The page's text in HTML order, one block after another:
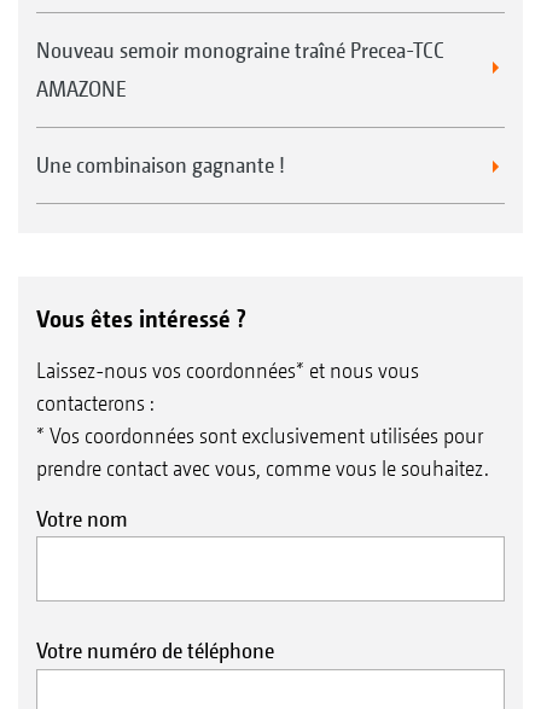
Nouveau semoir monograine traîné Precea-TCC
AMAZONE
Une combinaison gagnante !
Vous êtes intéressé ?
Laissez-nous vos coordonnées* et nous vous
contacterons :
* Vos coordonnées sont exclusivement utilisées pour
prendre contact avec vous, comme vous le souhaitez.
Votre nom
Votre numéro de téléphone